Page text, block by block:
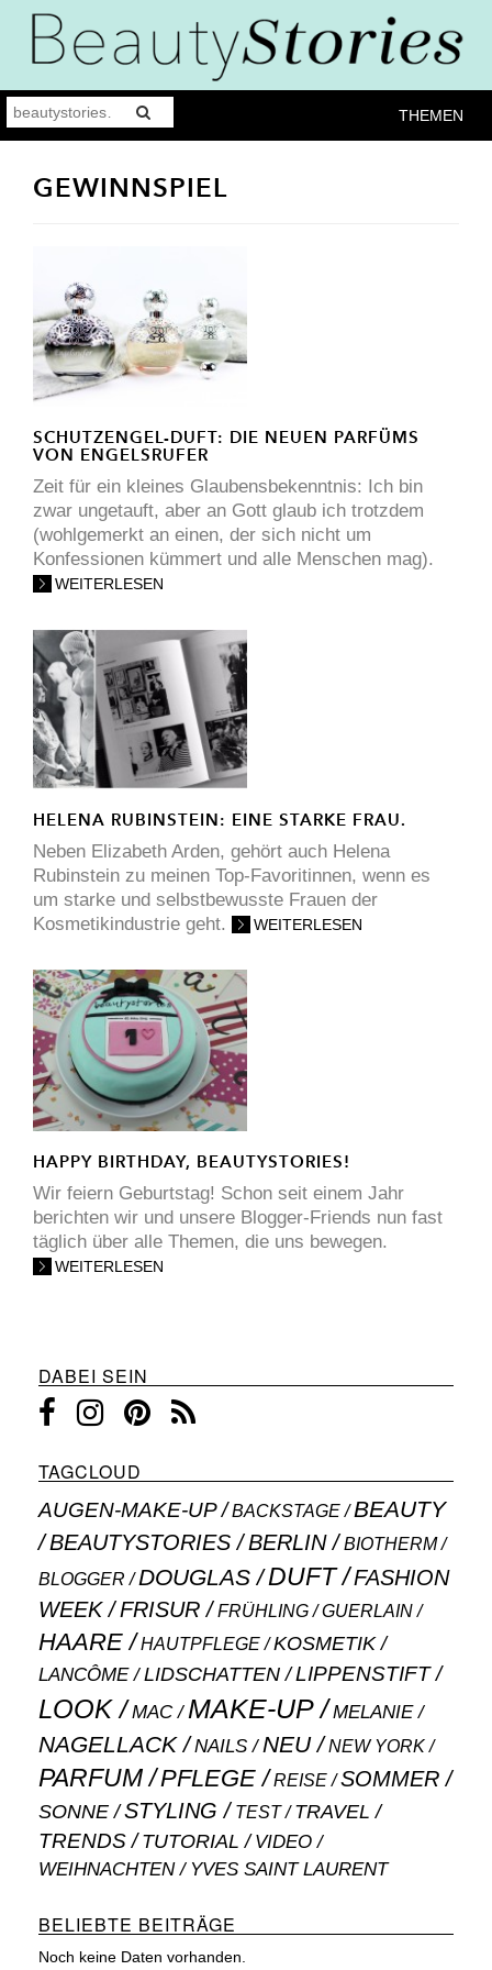
THEMEN
GEWINNSPIEL
SCHUTZENGEL-DUFT: DIE NEUEN PARFÜMS
VON ENGELSRUFER
Zeit für ein kleines Glaubensbekenntnis: Ich bin
zwar ungetauft, aber an Gott glaub ich trotzdem
(wohlgemerkt an einen, der sich nicht um
Konfessionen kümmert und alle Menschen mag).
WEITERLESEN
HELENA RUBINSTEIN: EINE STARKE FRAU.
Neben Elizabeth Arden, gehört auch Helena
Rubinstein zu meinen Top-Favoritinnen, wenn es
um starke und selbstbewusste Frauen der
Kosmetikindustrie geht.
WEITERLESEN
HAPPY BIRTHDAY, BEAUTYSTORIES!
Wir feiern Geburtstag! Schon seit einem Jahr
berichten wir und unsere Blogger-Friends nun fast
täglich über alle Themen, die uns bewegen.
WEITERLESEN
DABEI SEIN
TAGCLOUD
AUGEN-MAKE-UP BACKSTAGE BEAUTY
BEAUTYSTORIES BERLIN
BIOTHERM
BLOGGER
DOUGLAS DUFT
FASHION
WEEK
FRISUR FRÜHLING GUERLAIN
HAARE HAUTPFLEGE
KOSMETIK
LANCÔME
LIDSCHATTEN LIPPENSTIFT
LOOK MAC MAKE-UP MELANIE
NAGELLACK NAILS NEU NEW YORK
PARFUM PFLEGE REISE SOMMER
SONNE STYLING TEST TRAVEL
TRENDS TUTORIAL VIDEO
WEIHNACHTEN YVES SAINT LAURENT
BELIEBTE BEITRÄGE
Noch keine Daten vorhanden.